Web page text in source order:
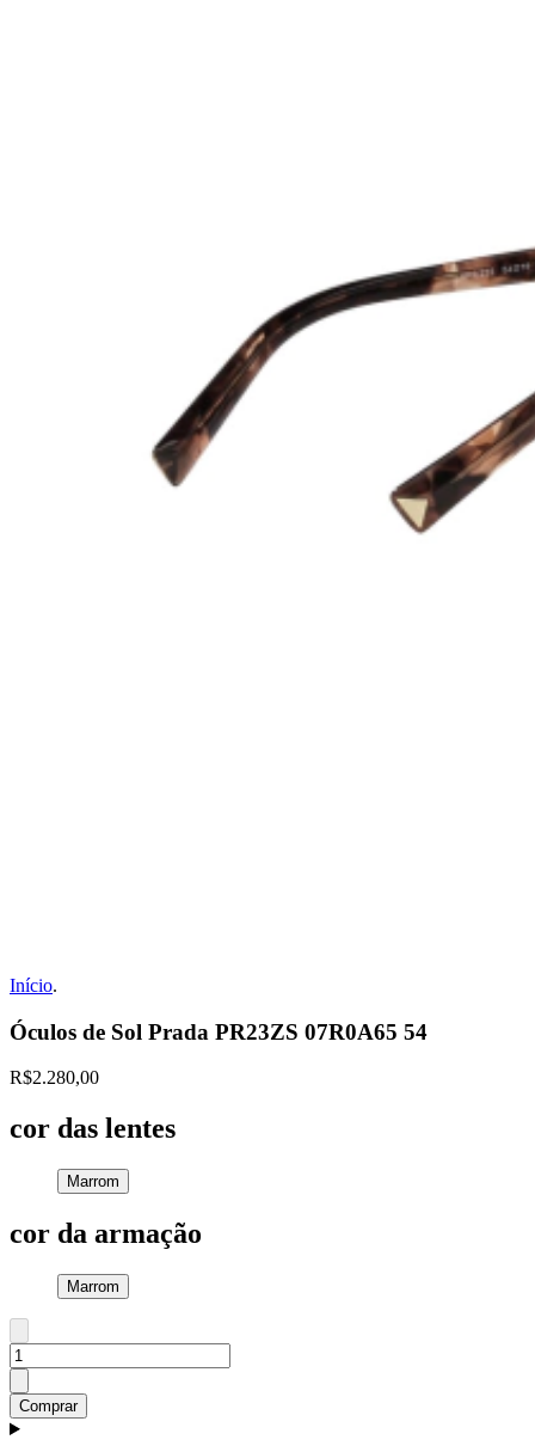
Início.
Óculos de Sol Prada PR23ZS 07R0A65 54
R$2.280,00
cor das lentes
Marrom
cor da armação
Marrom
Comprar